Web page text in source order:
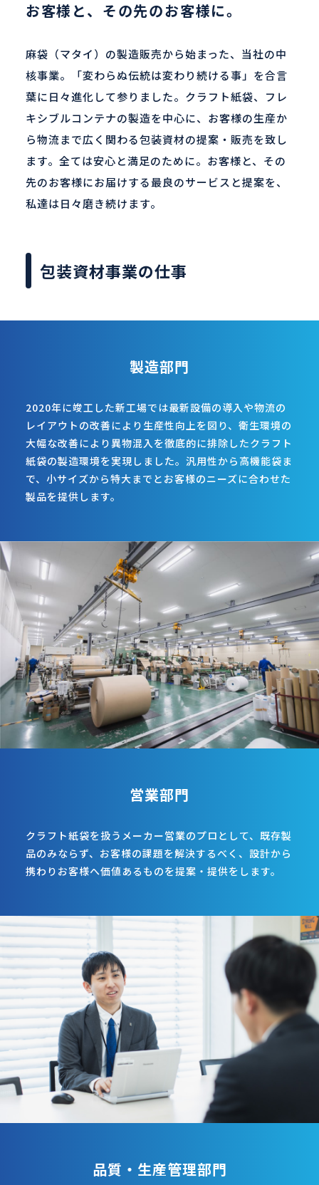
お客様と、その先のお客様に。
麻袋（マタイ）の製造販売から始まった、当社の中
核事業。「変わらぬ伝統は変わり続ける事」を合言
葉に日々進化して参りました。クラフト紙袋、フレ
キシブルコンテナの製造を中心に、お客様の生産か
ら物流まで広く関わる包装資材の提案・販売を致し
ます。全ては安心と満足のために。お客様と、その
先のお客様にお届けする最良のサービスと提案を、
私達は日々磨き続けます。
包装資材事業の仕事
製造部門
2020年に竣工した新工場では最新設備の導入や物流の
レイアウトの改善により生産性向上を図り、衛生環境の
大幅な改善により異物混入を徹底的に排除したクラフト
紙袋の製造環境を実現しました。汎用性から高機能袋ま
で、小サイズから特大までとお客様のニーズに合わせた
製品を提供します。
営業部門
クラフト紙袋を扱うメーカー営業のプロとして、既存製
品のみならず、お客様の課題を解決するべく、設計から
携わりお客様へ価値あるものを提案・提供をします。
品質・生産管理部門